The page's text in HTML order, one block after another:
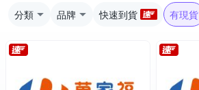
分類 品牌 快速到貨 有現貨